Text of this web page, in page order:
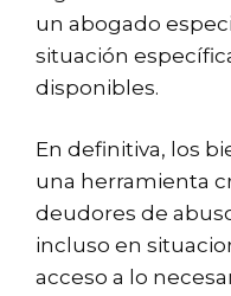
un abogado
situación
disponibles.
En definitiva, los
una herramienta
deudores de
incluso en
acceso a lo